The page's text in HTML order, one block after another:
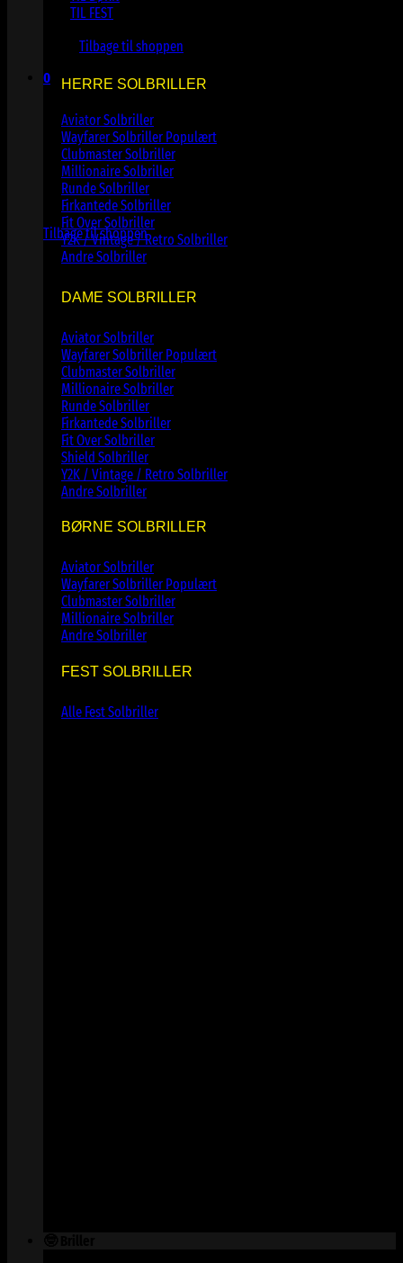
Ingen varer i kurven.
Tilbage til shoppen
0
Ingen varer i kurven.
Tilbage til shoppen
TIL FEST
HERRE SOLBRILLER
Aviator Solbriller
Wayfarer Solbriller
Clubmaster Solbriller
Millionaire Solbriller
Runde Solbriller
Firkantede Solbriller
Fit Over Solbriller
Y2K / Vintage / Retro Solbriller
Andre Solbriller
DAME SOLBRILLER
Aviator Solbriller
Wayfarer Solbriller
Clubmaster Solbriller
Millionaire Solbriller
Runde Solbriller
Firkantede Solbriller
Fit Over Solbriller
Shield Solbriller
Y2K / Vintage / Retro Solbriller
Andre Solbriller
BØRNE SOLBRILLER
Aviator Solbriller
Wayfarer Solbriller
Clubmaster Solbriller
Millionaire Solbriller
Andre Solbriller
FEST SOLBRILLER
Alle Fest Solbriller